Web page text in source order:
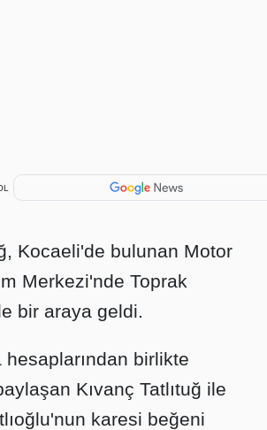
Kocaeli'de bulunan Motor
Merkezi'nde Toprak
bir araya geldi.
birlikte
Kıvanç Tatlıtuğ ile
karesi beğeni